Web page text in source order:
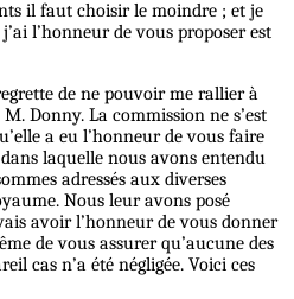
il faut choisir le moindre ; et je
l’honneur de vous proposer est
de ne pouvoir me rallier à
Donny. La commission ne s’est
a eu l’honneur de vous faire
laquelle nous avons entendu
adressés aux diverses
Nous leur avons posé
avoir l’honneur de vous donner
de vous assurer qu’aucune des
cas n’a été négligée. Voici ces